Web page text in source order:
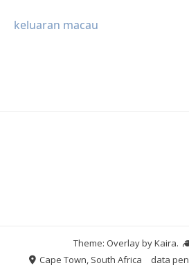
keluaran macau
Theme: Overlay byKaira.
Cape Town, South Africa
data